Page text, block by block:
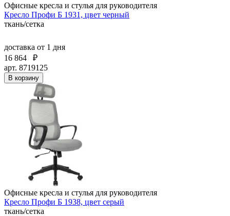
Офисные кресла и стулья для руководителя
Кресло Профи Б 1931, цвет черный
ткань/сетка
доставка от 1 дня
16 864
₽
арт. 8719125
В корзину
Офисные кресла и стулья для руководителя
Кресло Профи Б 1938, цвет серый
ткань/сетка